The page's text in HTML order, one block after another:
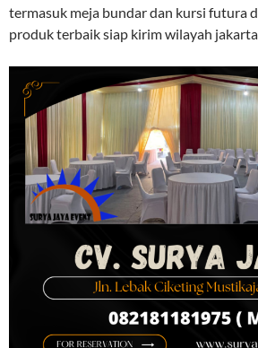
termasuk meja bundar dan kursi futura
produk terbaik siap kirim wilayah jakarta.